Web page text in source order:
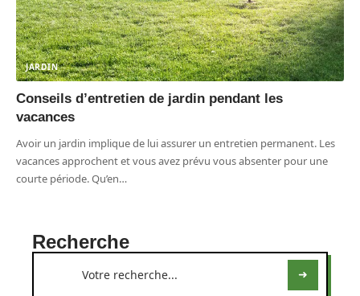
JARDIN
Conseils d’entretien de jardin pendant les
vacances
Avoir un jardin implique de lui assurer un entretien permanent. Les
vacances approchent et vous avez prévu vous absenter pour une
courte période. Qu’en…
Recherche